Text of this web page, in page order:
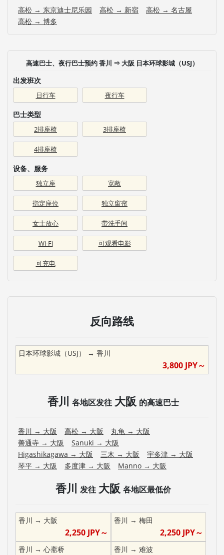
高松 → 东京迪士尼乐园 高松 → 新宿
高松 → 名古屋
高松 → 博多
高速巴士、夜行巴士预约 香川 ⇒ 大阪 日本环球影城（USJ）
出发班次
日行车 夜行车
巴士类型
2排座椅 3排座椅
4排座椅
设备、服务
独立座 宽敞
指定座位 独立窗帘
女士放心 带洗手间
Wi-Fi 可观看电影
可充电
反向路线
日本环球影城（USJ） → 香川
3,800 JPY～
香川 各地区发往 大阪 的高速巴士
香川 → 大阪 高松 → 大阪 丸龟 → 大阪
善通寺 → 大阪 Sanuki → 大阪
Higashikagawa → 大阪 三木 → 大阪 宇多津 → 大阪
琴平 → 大阪 多度津 → 大阪 Manno → 大阪
香川 发往 大阪 各地区最低价
香川 → 大阪
2,250JPY～
香川 → 梅田
2,250 JPY～
香川 → 心斋桥 香川 → 难波